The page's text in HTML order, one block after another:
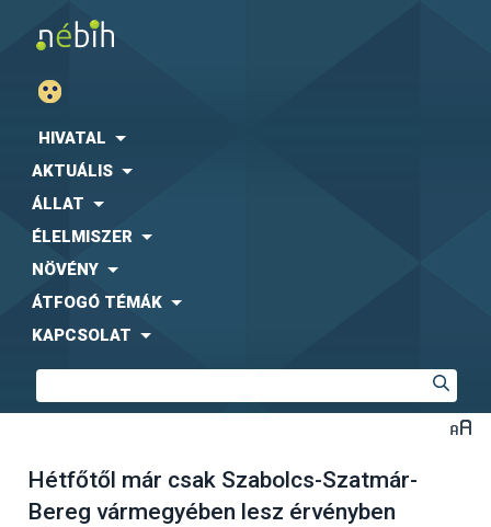
HIVATAL
AKTUÁLIS
ÁLLAT
ÉLELMISZER
NÖVÉNY
ÁTFOGÓ TÉMÁK
KAPCSOLAT
Hétfőtől már csak Szabolcs-Szatmár-
Bereg vármegyében lesz érvényben